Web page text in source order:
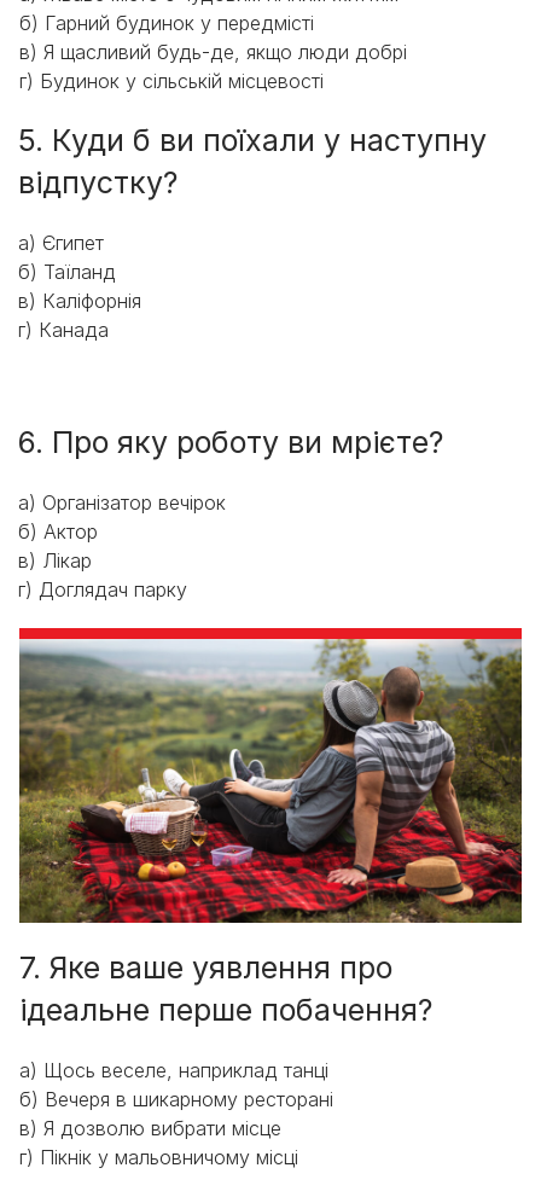
б) Гарний будинок у передмісті
в) Я щасливий будь-де, якщо люди добрі
г) Будинок у сільській місцевості
5. Куди б ви поїхали у наступну
відпустку?
а) Єгипет
б) Таїланд
в) Каліфорнія
г) Канада
6. Про яку роботу ви мрієте?
a) Організатор вечірок
б) Актор
в) Лікар
г) Доглядач парку
7. Яке ваше уявлення про
ідеальне перше побачення?
a) Щось веселе, наприклад танці
б) Вечеря в шикарному ресторані
в) Я дозволю вибрати місце
г) Пікнік у мальовничому місці